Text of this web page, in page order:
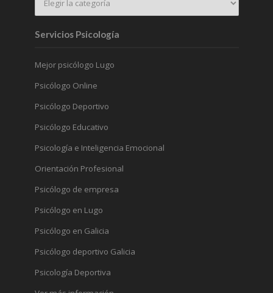
Servicios Psicología
Mejor psicólogo Lugo
Psicólogo Online
Psicólogo Deportivo
Psicólogo Educativo
Psicología e Inteligencia Emocional
Orientación Profesional
Psicólogo de empresa
Psicólogo en Lugo
Psicólogo en Galicia
Psicólogo deportivo Galicia
Psicología Deportiva